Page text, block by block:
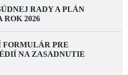
RADY A PLÁN
ROK 2026
FORMULÁR PRE
NA ZASADNUTIE